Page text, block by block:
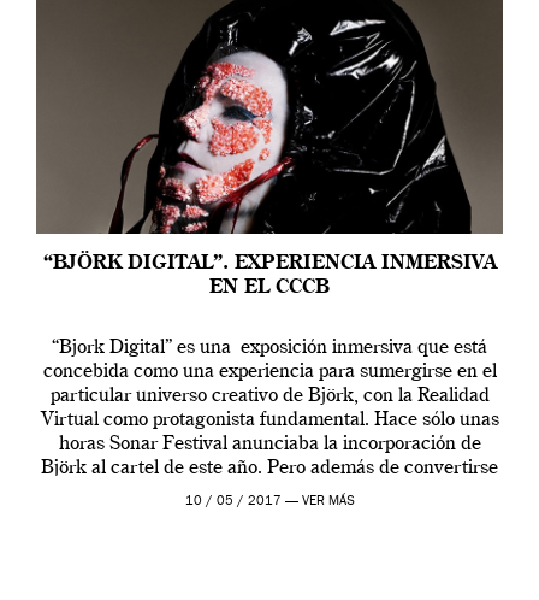
“BJÖRK DIGITAL”. EXPERIENCIA INMERSIVA
EN EL CCCB
“Bjork Digital” es una exposición inmersiva que está
concebida como una experiencia para sumergirse en el
particular universo creativo de Björk, con la Realidad
Virtual como protagonista fundamental. Hace sólo unas
horas Sonar Festival anunciaba la incorporación de
Björk al cartel de este año. Pero además de convertirse
en una de las actuaciones más relevantes […]
10 / 05 / 2017 — VER MÁS